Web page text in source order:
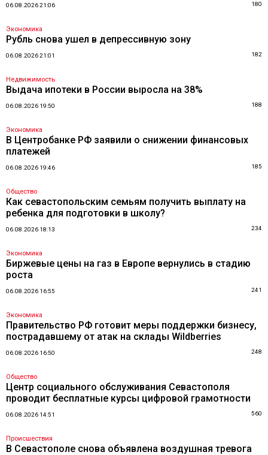
06.08.2026 21:06 180
Экономика
Рубль снова ушел в депрессивную зону
06.08.2026 21:01 182
Недвижимость
Выдача ипотеки в России выросла на 38%
06.08.2026 19:50 188
Экономика
В Центробанке РФ заявили о снижении финансовых
платежей
06.08.2026 19:46 185
Общество
Как севастопольским семьям получить выплату на
ребенка для подготовки в школу?
06.08.2026 18:13 234
Экономика
Биржевые цены на газ в Европе вернулись в стадию
роста
06.08.2026 16:55 241
Экономика
Правительство РФ готовит меры поддержки бизнесу,
пострадавшему от атак на склады Wildberries
06.08.2026 16:50 248
Общество
Центр социального обслуживания Севастополя
проводит бесплатные курсы цифровой грамотности
06.08.2026 14:51 560
Происшествия
В Севастополе снова объявлена воздушная тревога